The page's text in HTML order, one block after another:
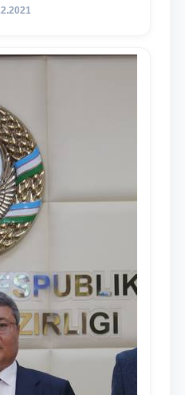
mohiyatini